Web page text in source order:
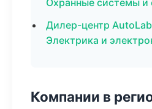
Охранные системы и
Дилер-центр
Электрика и
Компании в